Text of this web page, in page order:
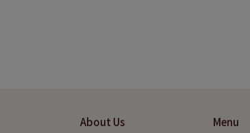
About Us Menu